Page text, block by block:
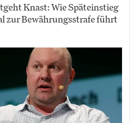
Knast: Wie Späteinstieg
zur Bewährungsstrafe führt